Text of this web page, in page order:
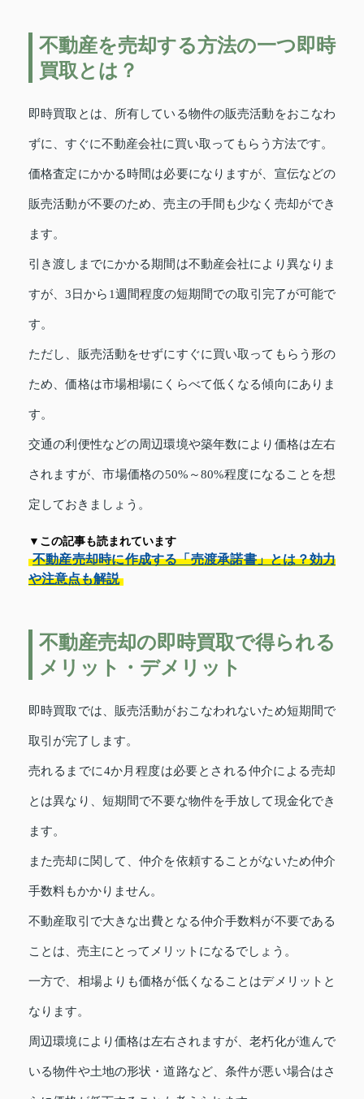
不動産を売却する方法の一つ即時
買取とは？
即時買取とは、所有している物件の販売活動をおこなわ
ずに、すぐに不動産会社に買い取ってもらう方法です。
価格査定にかかる時間は必要になりますが、宣伝などの
販売活動が不要のため、売主の手間も少なく売却ができ
ます。
引き渡しまでにかかる期間は不動産会社により異なりま
すが、3日から1週間程度の短期間での取引完了が可能で
す。
ただし、販売活動をせずにすぐに買い取ってもらう形の
ため、価格は市場相場にくらべて低くなる傾向にありま
す。
交通の利便性などの周辺環境や築年数により価格は左右
されますが、市場価格の50%～80%程度になることを想
定しておきましょう。
▼この記事も読まれています
不動産売却時に作成する「売渡承諾書」とは？効力
や注意点も解説
不動産売却の即時買取で得られる
メリット・デメリット
即時買取では、販売活動がおこなわれないため短期間で
取引が完了します。
売れるまでに4か月程度は必要とされる仲介による売却
とは異なり、短期間で不要な物件を手放して現金化でき
ます。
また売却に関して、仲介を依頼することがないため仲介
手数料もかかりません。
不動産取引で大きな出費となる仲介手数料が不要である
ことは、売主にとってメリットになるでしょう。
一方で、相場よりも価格が低くなることはデメリットと
なります。
周辺環境により価格は左右されますが、老朽化が進んで
いる物件や土地の形状・道路など、条件が悪い場合はさ